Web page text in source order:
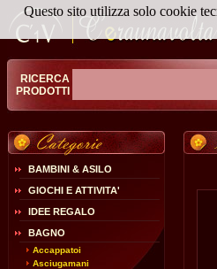
RICERCA
PRODOTTI
BAMBINI & ASILO
GIOCHI E ATTIVITA'
IDEE REGALO
BAGNO
Accappatoi
Asciugamani
Questo sito utilizza solo cookie